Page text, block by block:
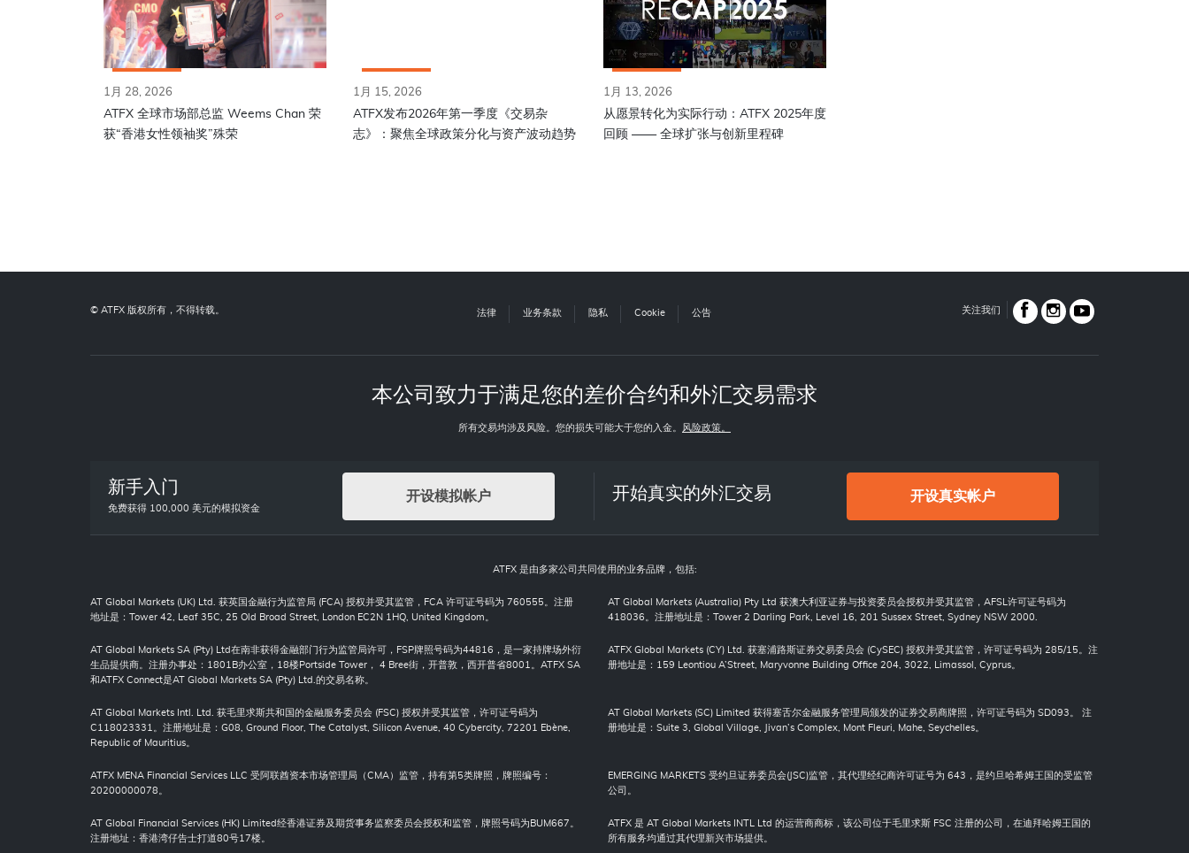
1月 28, 2026
ATFX 全球市场部总监 Weems Chan 荣
获“香港女性领袖奖”殊荣
1月 15, 2026
ATFX发布2026年第一季度《交易杂
志》：聚焦全球政策分化与资产波动趋势
1月 13, 2026
从愿景转化为实际行动：ATFX 2025年度
回顾 —— 全球扩张与创新里程碑
© ATFX 版权所有，不得转载。 法律 业务条款 隐私 Cookie 公告 关注我们
本公司致力于满足您的差价合约和外汇交易需求
所有交易均涉及风险。您的损失可能大于您的入金。 风险政策。
新手入门
免费获得 100,000 美元的模拟资金
开设模拟帐户 开始真实的外汇交易 开设真实帐户
ATFX 是由多家公司共同使用的业务品牌，包括:
AT Global Markets (UK) Ltd. 获英国金融行为监管局 (FCA) 授权并受其监管，FCA 许可证号码为 760555。注册
地址是：Tower 42, Leaf 35C, 25 Old Broad Street, London EC2N 1HQ, United Kingdom。
AT Global Markets (Australia) Pty Ltd 获澳大利亚证券与投资委员会授权并受其监管，AFSL许可证号码为
418036。注册地址是：Tower 2 Darling Park, Level 16, 201 Sussex Street, Sydney NSW 2000.
AT Global Markets SA (Pty) Ltd在南非获得金融部门行为监管局许可，FSP牌照号码为44816，是一家持牌场外衍
生品提供商。注册办事处：1801B办公室，18楼Portside Tower， 4 Bree街，开普敦，西开普省8001。ATFX SA
和ATFX Connect是AT Global Markets SA (Pty) Ltd.的交易名称。
ATFX Global Markets (CY) Ltd. 获塞浦路斯证券交易委员会 (CySEC) 授权并受其监管，许可证号码为 285/15。注
册地址是：159 Leontiou A’Street, Maryvonne Building Office 204, 3022, Limassol, Cyprus。
AT Global Markets Intl. Ltd. 获毛里求斯共和国的金融服务委员会 (FSC) 授权并受其监管，许可证号码为
C118023331。注册地址是：G08, Ground Floor, The Catalyst, Silicon Avenue, 40 Cybercity, 72201 Ebène,
Republic of Mauritius。
AT Global Markets (SC) Limited 获得塞舌尔金融服务管理局颁发的证券交易商牌照，许可证号码为 SD093。 注
册地址是：Suite 3, Global Village, Jivan’s Complex, Mont Fleuri, Mahe, Seychelles。
ATFX MENA Financial Services LLC 受阿联酋资本市场管理局（CMA）监管，持有第5类牌照，牌照编号：
20200000078。
EMERGING MARKETS 受约旦证券委员会(JSC)监管，其代理经纪商许可证号为 643，是约旦哈希姆王国的受监管
公司。
AT Global Financial Services (HK) Limited经香港证券及期货事务监察委员会授权和监管，牌照号码为BUM667。
注册地址：香港湾仔告士打道80号17楼。
ATFX 是 AT Global Markets INTL Ltd 的运营商商标，该公司位于毛里求斯 FSC 注册的公司，在迪拜哈姆王国的
所有服务均通过其代理新兴市场提供。